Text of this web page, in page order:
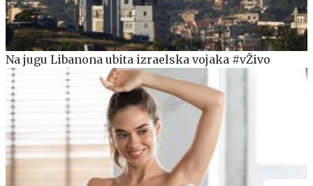
Na jugu Libanona ubita izraelska vojaka #vŽivo